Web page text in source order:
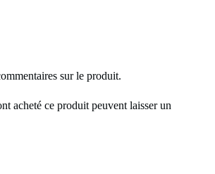
sur le produit.
acheté ce produit peuvent laisser un